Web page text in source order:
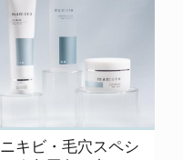
ニキビ・毛穴スペシ